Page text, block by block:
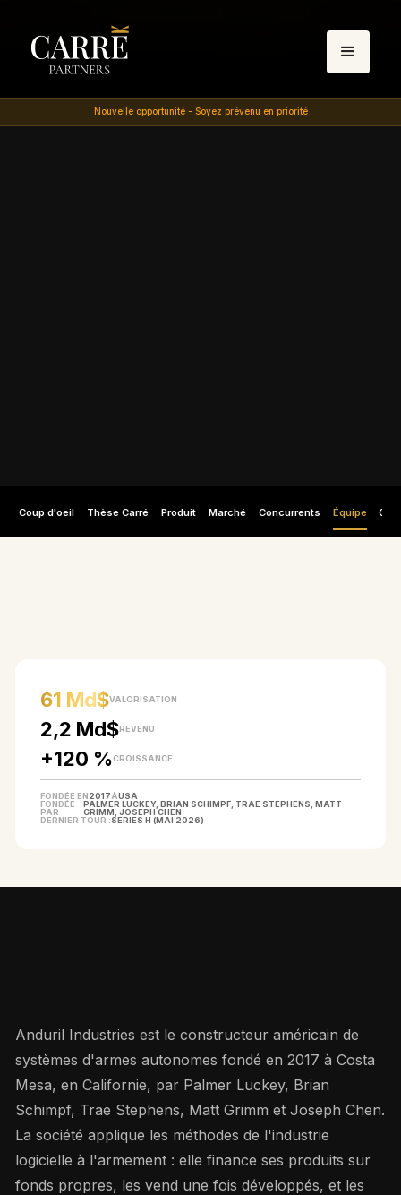
Nouvelle opportunité - Soyez prévenu en priorité
Coup d'oeil Thèse Carré Produit Marché Concurrents Équipe
61 Md$VALORISATION
2,2 Md$REVENU
+120 %CROISSANCE
FONDÉE EN 2017ÀUSA
FONDÉE
PAR
PALMER LUCKEY, BRIAN SCHIMPF, TRAE STEPHENS, MATT
GRIMM, JOSEPH CHEN
DERNIER TOUR :SERIES H (MAI 2026)
Anduril Industries est le constructeur américain de
systèmes d'armes autonomes fondé en 2017 à Costa
Mesa, en Californie, par Palmer Luckey, Brian
Schimpf, Trae Stephens, Matt Grimm et Joseph Chen.
La société applique les méthodes de l'industrie
logicielle à l'armement : elle finance ses produits sur
fonds propres, les vend une fois développés, et les